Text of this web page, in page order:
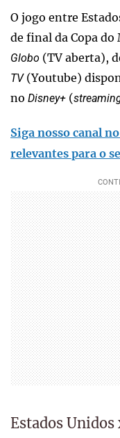
O jogo entre
de final da Copa
Globo (TV aberta),
TV(Youtube)
no Disney+ (
Siga nosso canal
relevantes para o
Estados